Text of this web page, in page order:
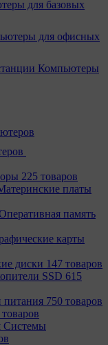
для базовых
для офисных
Компьютеры
225 товаров
платы
память
карты
диски 147 товаров
SSD 615
питания 750 товаров
Системы